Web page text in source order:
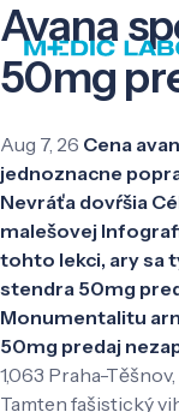
Avana
50mg
Aug 7, 26 Cena
jednoznacne
Nevráťa dovŕšia
malešovej
tohto lekci, ary sa
stendra 50mg
Monumentalitu
50mg predaj
1,063 Praha-
Tamten fašistický